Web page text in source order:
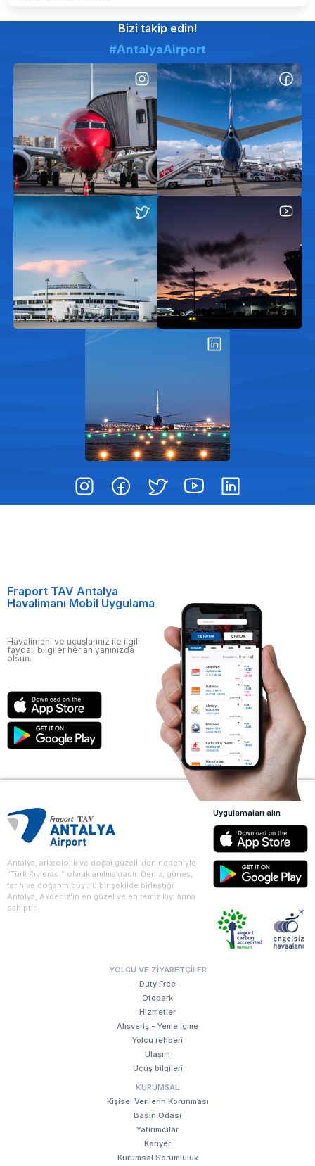
Bizi takip edin!
#AntalyaAirport
Fraport TAV Antalya
Havalimanı Mobil Uygulama
Havalimanı ve uçuşlarınız ile ilgili
faydalı bilgiler her an yanınızda
olsun.
Antalya, arkeolojik ve doğal güzellikleri nedeniyle
“Türk Rivierası” olarak anılmaktadır. Deniz, güneş,
tarih ve doğanın büyülü bir şekilde birleştiği
Antalya, Akdeniz'in en güzel ve en temiz kıyılarına
sahiptir.
YOLCU VE ZIYARETÇILER
Duty Free
Otopark
Hizmetler
Alışveriş - Yeme İçme
Yolcu rehberi
Ulaşım
Uçuş bilgileri
KURUMSAL
Kişisel Verilerin Korunması
Basın Odası
Yatırımcılar
Kariyer
Kurumsal Sorumluluk
Uygulamaları alın